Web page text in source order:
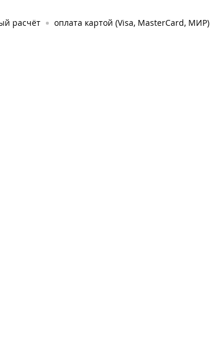
расчёт оплата картой (Visa, MasterCard, МИР)